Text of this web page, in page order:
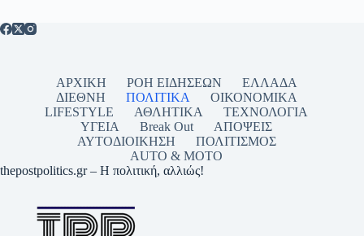
ΑΡΧΙΚΗ ΡΟΗ ΕΙΔΗΣΕΩΝ
ΕΛΛΑΔΑ
ΔΙΕΘΝΗ
ΠΟΛΙΤΙΚΑ
ΟΙΚΟΝΟΜΙΚΑ
LIFESTYLE
ΑΘΛΗΤΙΚΑ
ΤΕΧΝΟΛΟΓΙΑ
ΥΓΕΙΑ
Break Out
ΑΠΟΨΕΙΣ
ΑΥΤΟΔΙΟΙΚΗΣΗ
ΠΟΛΙΤΙΣΜΟΣ
AUTO & MOTO
thepostpolitics.gr – Η πολιτική, αλλιώς!